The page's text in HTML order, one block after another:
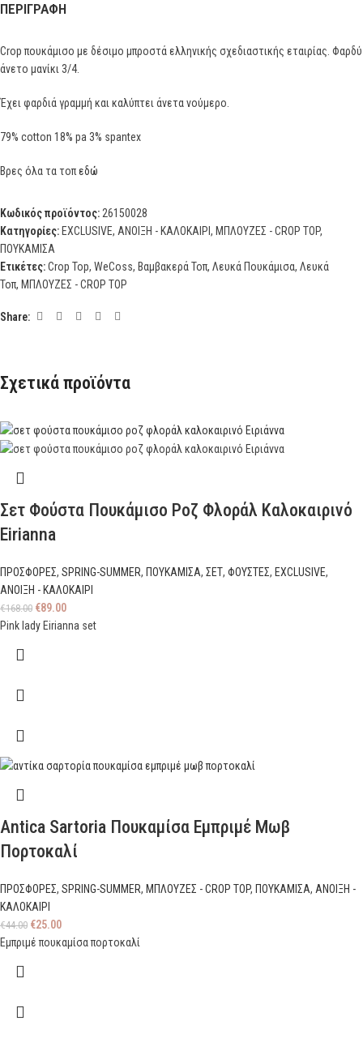
ΠΕΡΙΓΡΑΦΉ
Crop πουκάμισο με δέσιμο μπροστά ελληνικής σχεδιαστικής εταιρίας. Φαρδύ
άνετο μανίκι 3/4.
Έχει φαρδιά γραμμή και καλύπτει άνετα νούμερο.
79% cotton 18% pa 3% spantex
Βρες όλα τα τοπεδώ
Κωδικός προϊόντος:26150028
Κατηγορίες: EXCLUSIVE, ΑΝΟΙΞΗ - ΚΑΛΟΚΑΙΡΙ , ΜΠΛΟΥΖΕΣ - CROP TOP,
ΠΟΥΚΑΜΙΣΑ
Ετικέτες:Crop Top, WeCoss, Βαμβακερά Τοπ, Λευκά Πουκάμισα, Λευκά
Τοπ, ΜΠΛΟΥΖΕΣ - CROP TOP
Share:
Σχετικά προϊόντα
Σετ Φούστα Πουκάμισο Ροζ Φλοράλ Καλοκαιρινό
Eirianna
ΠΡΟΣΦΟΡΕΣ, SPRING-SUMMER, ΠΟΥΚΑΜΙΣΑ, ΣΕΤ, ΦΟΥΣΤΕΣ, EXCLUSIVE,
ΑΝΟΙΞΗ - ΚΑΛΟΚΑΙΡΙ
€168.00 €89.00
Pink lady Eirianna set
Antica Sartoria Πουκαμίσα Εμπριμέ Μωβ
Πορτοκαλί
ΠΡΟΣΦΟΡΕΣ, SPRING-SUMMER, ΜΠΛΟΥΖΕΣ - CROP TOP, ΠΟΥΚΑΜΙΣΑ, ΑΝΟΙΞΗ -
ΚΑΛΟΚΑΙΡΙ
€44.00 €25.00
Εμπριμέ πουκαμίσα πορτοκαλί